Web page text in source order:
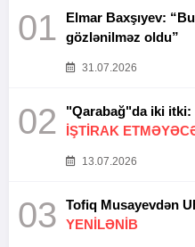
01
Elmar Baxşıyev:
gözlənilməz oldu”
31.07.2026
02 "Qarabağ"da iki itki:
İŞTİRAK
13.07.2026
03
YENİLƏNİB